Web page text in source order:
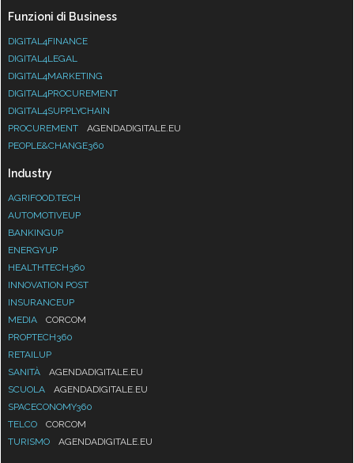
Funzioni di Business
DIGITAL4FINANCE
DIGITAL4LEGAL
DIGITAL4MARKETING
DIGITAL4PROCUREMENT
DIGITAL4SUPPLYCHAIN
PROCUREMENT
AGENDADIGITALE.EU
PEOPLE&CHANGE360
Industry
AGRIFOOD.TECH
AUTOMOTIVEUP
BANKINGUP
ENERGYUP
HEALTHTECH360
INNOVATION POST
INSURANCEUP
MEDIA
CORCOM
PROPTECH360
RETAILUP
SANITÀ
AGENDADIGITALE.EU
SCUOLA
AGENDADIGITALE.EU
SPACECONOMY360
TELCO
CORCOM
TURISMO
AGENDADIGITALE.EU